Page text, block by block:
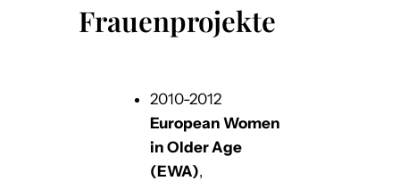
Frauenprojekte
2010-2012
European Women
in Older Age
(EWA),